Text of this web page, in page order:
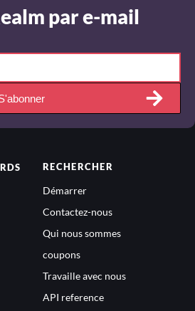
par e-mail
RECHERCHER
Démarrer
Contactez-nous
Qui nous sommes
coupons
Travaille avec nous
API reference